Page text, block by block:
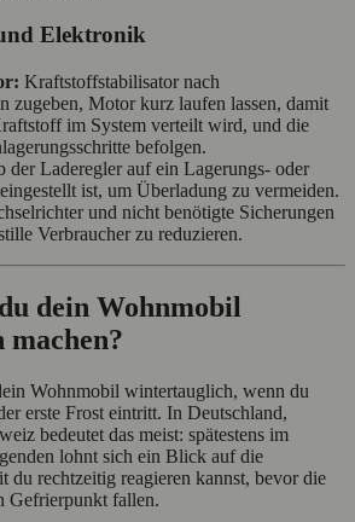
Elektronik
Kraftstoffstabilisator nach
zugeben, Motor kurz laufen lassen, damit
im System verteilt wird, und die
befolgen.
der Laderegler auf ein Lagerungs‑ oder
ist, um Überladung zu vermeiden.
und nicht benötigte Sicherungen
Verbraucher zu reduzieren.
dein Wohnmobil
Wohnmobil wintertauglich, wenn du
erste Frost eintritt. In Deutschland,
bedeutet das meist: spätestens im
lohnt sich ein Blick auf die
du rechtzeitig reagieren kannst, bevor die
Gefrierpunkt fallen.